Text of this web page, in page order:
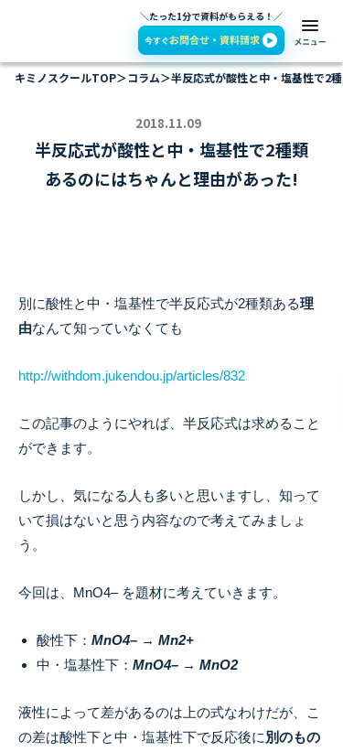
＼たった1分で資料がもらえる！／
キミノスクールTOP＞コラム＞半反応式が酸性と中・塩基性で2
2018.11.09
半反応式が酸性と中・塩基性で2種類
あるのにはちゃんと理由があった!
別に酸性と中・塩基性で半反応式が2種類ある理
由なんて知っていなくても
http://withdom.jukendou.jp/articles/832
この記事のようにやれば、半反応式は求めること
ができます。
しかし、気になる人も多いと思いますし、知って
いて損はないと思う内容なので考えてみましょ
う。
今回は、MnO4–を題材に考えていきます。
酸性下： MnO4– → Mn2+
中・塩基性下： MnO4– → MnO2
液性によって差があるのは上の式なわけだが、こ
の差は酸性下と中・塩基性下で反応後に別のもの